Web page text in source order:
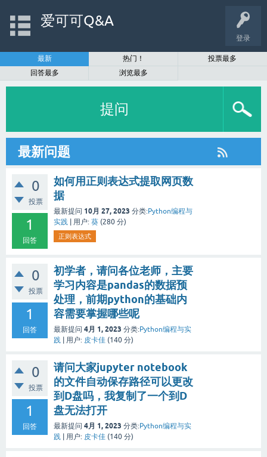
登录
爱可可Q&A
最新 热门！
投票最多
回答最多
浏览最多
提问
最新问题
0
投票
1
回答
如何用正则表达式提取网页数
据
最新提问 10月 27, 2023 分类:Python编程与
实践
用户: 葵 (280 分)
正则表达式
0
投票
1
回答
初学者，请问各位老师，主要
学习内容是pandas的数据预
处理，前期python的基础内
容需要掌握哪些呢
最新提问 4月 1, 2023 分类:Python编程与实
践
用户: 皮卡佳 (140 分)
0
投票
1
回答
请问大家jupyter notebook
的文件自动保存路径可以更改
到D盘吗，我复制了一个到D
盘无法打开
最新提问 4月 1, 2023 分类:Python编程与实
践
用户: 皮卡佳 (140 分)